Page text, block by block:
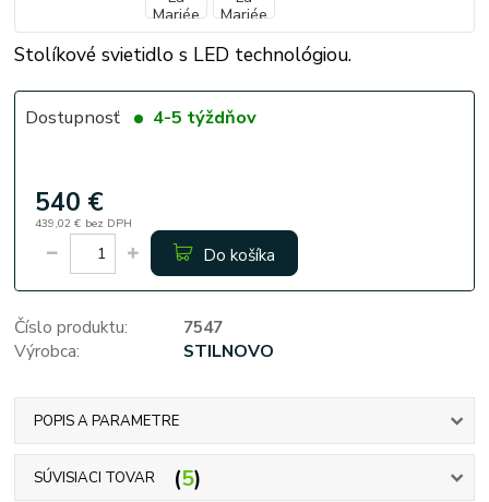
Stolíkové svietidlo s LED technológiou.
Dostupnosť 4-5 týždňov
540 €
439,02 € bez DPH
Do košíka
Číslo produktu:
7547
Výrobca:
STILNOVO
POPIS A PARAMETRE
SÚVISIACI TOVAR 5